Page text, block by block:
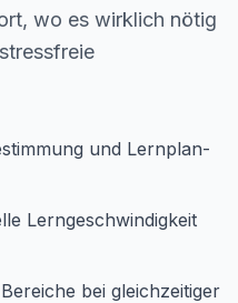
wo es wirklich nötig
und Lernplan-
Lerngeschwindigkeit
bei gleichzeitiger